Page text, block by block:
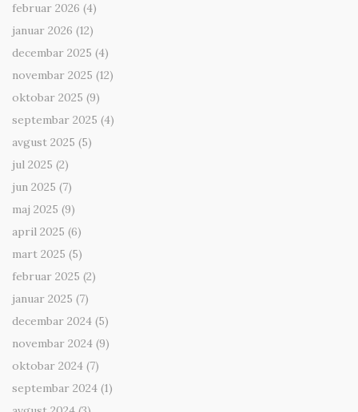
februar 2026 (4)
januar 2026 (12)
decembar 2025 (4)
novembar 2025 (12)
oktobar 2025 (9)
septembar 2025 (4)
avgust 2025 (5)
jul 2025 (2)
jun 2025 (7)
maj 2025 (9)
april 2025 (6)
mart 2025 (5)
februar 2025 (2)
januar 2025 (7)
decembar 2024 (5)
novembar 2024 (9)
oktobar 2024 (7)
septembar 2024 (1)